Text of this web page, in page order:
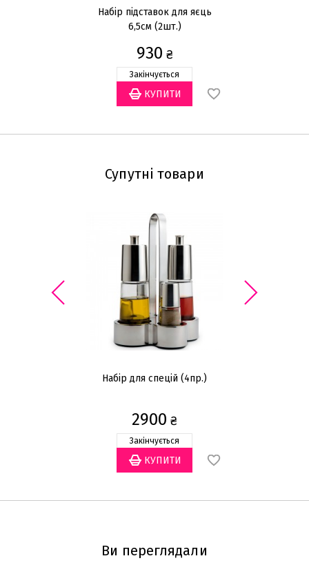
Набір підставок для яєць
6,5см (2шт.)
930 ₴
Закінчується
Супутні товари
Набір для спецій (4пр.)
2900 ₴
Закінчується
Ви переглядали